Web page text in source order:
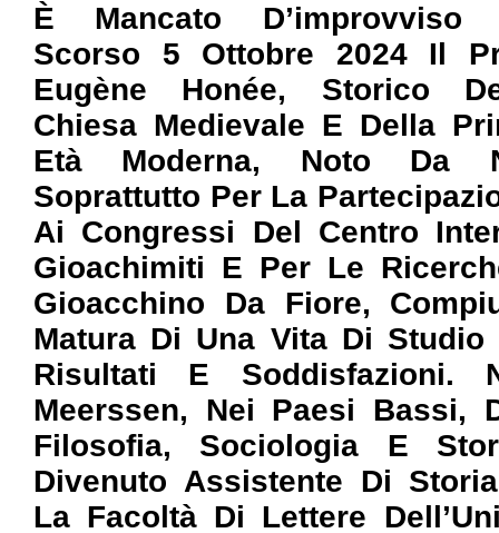
È Mancato D’improvviso
Scorso 5 Ottobre 2024 Il
Eugène Honée, Storico
Chiesa Medievale E Della
Età Moderna, Noto Da
Soprattutto Per La
Ai Congressi Del Centro
Gioachimiti E Per Le
Gioacchino Da Fiore,
Matura Di Una Vita Di
Risultati E Soddisfazioni.
Meerssen, Nei Paesi Bassi,
Filosofia, Sociologia E
Divenuto Assistente Di
La Facoltà Di Lettere